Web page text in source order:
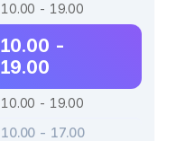
10.00 - 19.00
10.00 -
19.00
10.00 - 19.00
10.00 - 17.00